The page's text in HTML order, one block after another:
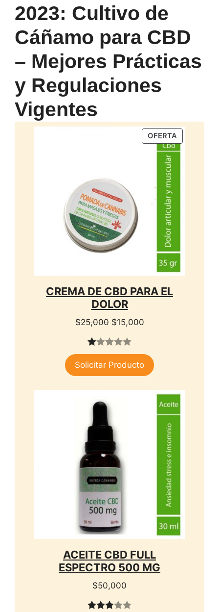
2023: Cultivo de
Cáñamo para CBD
– Mejores Prácticas
y Regulaciones
Vigentes
OFERTAPRODUCTO
EN
CREMA DE CBD PARA EL
DOLOR
$25,000 El
original
$25,000.
$15,000El
es:
$15,000.
1.
00
Solicitar Producto
ACEITE CBD FULL
ESPECTRO 500 MG
$50,000